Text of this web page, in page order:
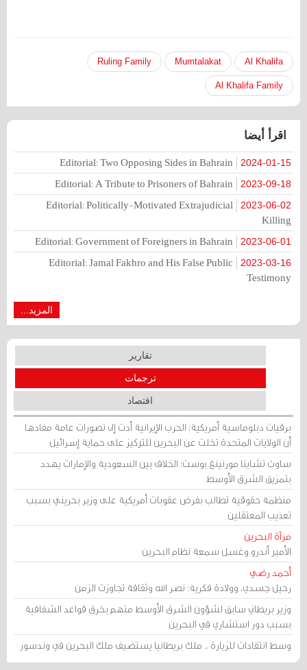
Al Khalifa
Mumtalakat
Ruling Family
Al Khalifa Family
اقرأ أيضا
2024-01-15
Editorial: Two Opposing Sides in Bahrain
2023-09-18
Editorial: A Tribute to Prisoners of Bahrain
2023-06-02
Editorial: Politically-Motivated Extrajudicial
Killing
2023-06-01
Editorial: Government of Foreigners in Bahrain
2023-03-16
Editorial: Jamal Fakhro and His False Public
Testimony
المزيد...
تقارير
ترجمات
اقتصاد
برقيات دبلوماسية أمريكية: الحرب الإيرانية أدت إلى تصورات عامة مفادها
أن الولايات المتحدة تخلت عن البحرين للتركيز على حماية إسرائيل
ساوث تشاينا مورنينغ بوست: الخلاف بين السعودية والإمارات يهدد
بتمزيق الشرق الأوسط
منظمة حقوقية تطالب بفرض عقوبات أمريكية على وزير بحريني بسبب
تعذيب المعتقلين
مرآة البحرين
الأمير أندرو وغسل سمعة نظام البحرين
أحمد رضي
رحيل جسدي، وولادة فكرية: نصر الله وثقافة تجاوزت الزمن
وزير بريطاني سابق لشؤون الشرق الأوسط متهم بخرق قواعد الشفافية
بسبب دور استشاري في البحرين
وسط انتقادات للزيارة .. ملك بريطانيا يستضيف ملك البحرين في وندسور